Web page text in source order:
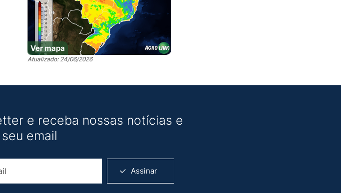
Ver mapa
Atualizado: 24/06/2026
e receba nossas notícias e
email
Assinar